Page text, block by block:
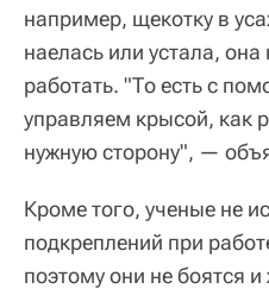
например, щекотку в
наелась или устала,
работать. "То есть с
управляем крысой, как
нужную сторону", —
Кроме того, ученые не
подкреплений при
поэтому они не боятся и